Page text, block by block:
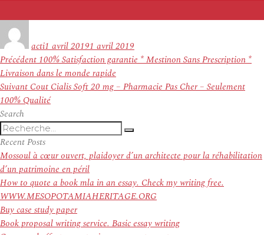
actile
1 avril 20191 avril 2019
Navigation
de
l’article
Précédent Article
précédent :
100% Satisfaction garantie * Mestinon Sans Prescription *
Livraison dans le monde rapide
Suivant Article
suivant :
Cout Cialis Soft 20 mg – Pharmacie Pas Cher – Seulement
100% Qualité
Search
Recherche
pour
:
Recherche
Recent Posts
Mossoul à cœur ouvert, plaidoyer d’un architecte pour la réhabilitation
d’un patrimoine en péril
How to quote a book mla in an essay. Check my writing free.
WWW.MESOPOTAMIAHERITAGE.ORG
Buy case study paper
Book proposal writing service. Basic essay writing